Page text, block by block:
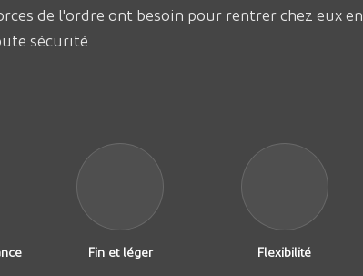
de l'ordre ont besoin pour rentrer chez eux en
sécurité.
Fin et léger Flexibilité